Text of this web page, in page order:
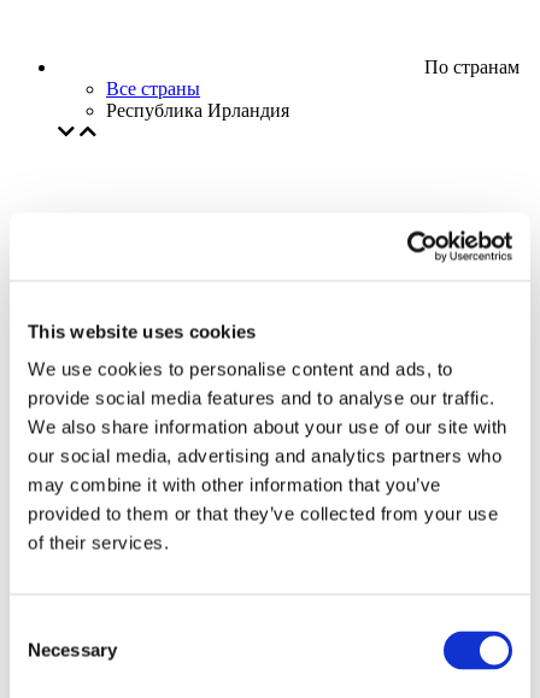
This website uses cookies
We use cookies to personalise content and ads, to
provide social media features and to analyse our traffic.
We also share information about your use of our site with
our social media, advertising and analytics partners who
may combine it with other information that you’ve
provided to them or that they’ve collected from your use
of their services.
Selection
Necessary
По странам
Все страны
Республика Ирландия